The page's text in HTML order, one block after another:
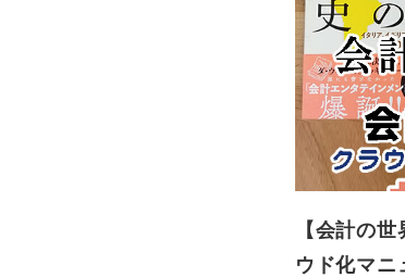
【会計の
ウド化マニ